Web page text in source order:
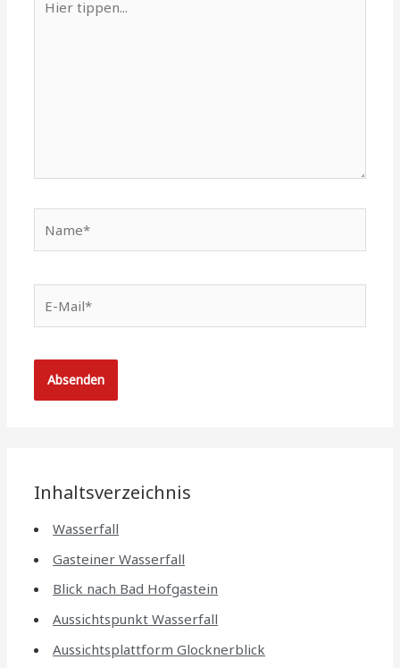
tippen...
Mail*
Inhaltsverzeichnis
Wasserfall
Gasteiner Wasserfall
Blick nach Bad Hofgastein
Aussichtspunkt Wasserfall
Aussichtsplattform Glocknerblick